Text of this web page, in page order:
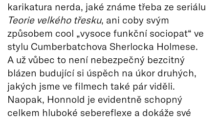
karikatura nerda, jaké známe třeba ze seriálu
Teorie velkého třesku, ani coby svým
způsobem cool „vysoce funkční sociopat“ ve
stylu Cumberbatchova Sherlocka Holmese.
A už vůbec to není nebezpečný bezcitný
blázen budující si úspěch na úkor druhých,
jakých jsme ve filmech také pár viděli.
Naopak, Honnold je evidentně schopný
celkem hluboké sebereflexe a dokáže své